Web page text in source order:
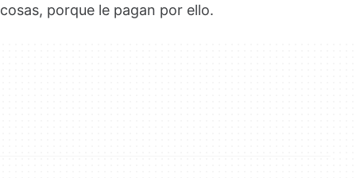
cosas, porque le pagan por ello.